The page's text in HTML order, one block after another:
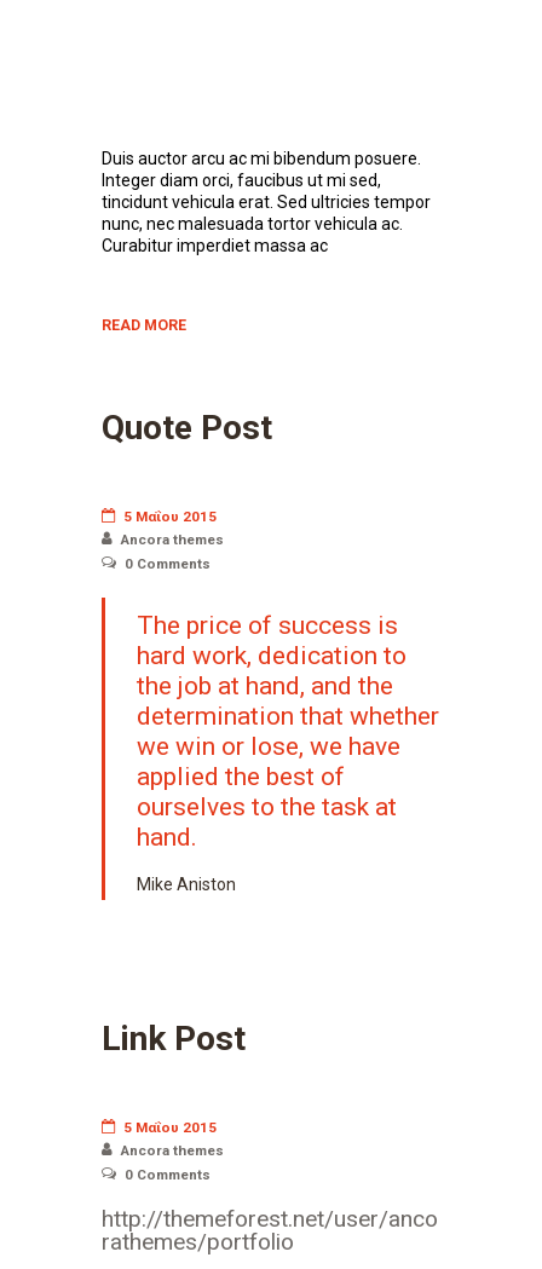
Duis auctor arcu ac mi bibendum posuere.
Integer diam orci, faucibus ut mi sed,
tincidunt vehicula erat. Sed ultricies tempor
nunc, nec malesuada tortor vehicula ac.
Curabitur imperdiet massa ac
READ MORE
Quote Post
5 Μαΐου 2015
Ancora themes
0Comments
The price of success is
hard work, dedication to
the job at hand, and the
determination that whether
we win or lose, we have
applied the best of
ourselves to the task at
hand.
Mike Aniston
Link Post
5 Μαΐου 2015
Ancora themes
0Comments
http://themeforest.net/user/anco
rathemes/portfolio